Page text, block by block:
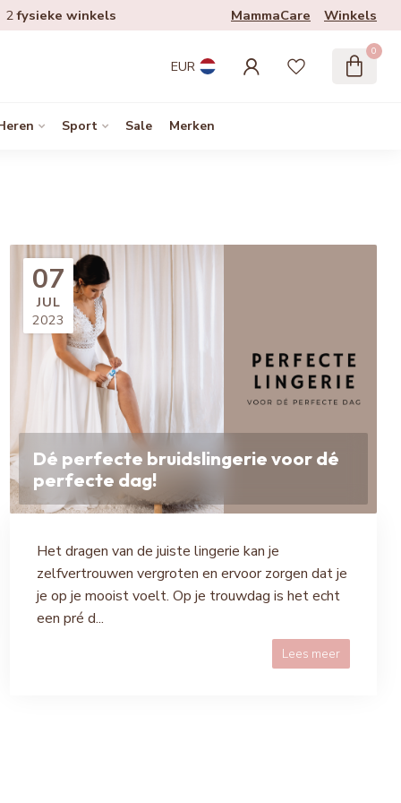
2fysieke winkels MammaCare Winkels
EUR
0
Sport Sale Merken
07
JUL
2023
Dé perfecte bruidslingerie voor dé
perfecte dag!
Het dragen van de juiste lingerie kan je
zelfvertrouwen vergroten en ervoor zorgen dat je
je op je mooist voelt. Op je trouwdag is het echt
een pré d...
Lees meer